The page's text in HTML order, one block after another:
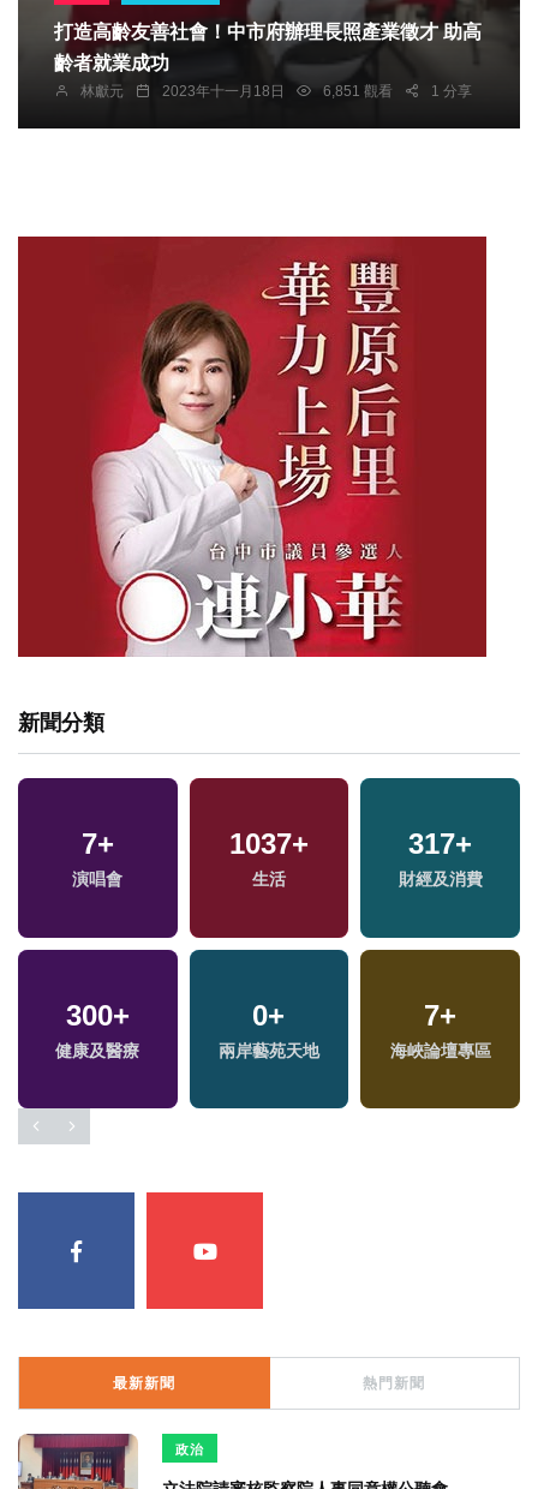
打造高齡友善社會！中市府辦理長照產業徵才 助高
齡者就業成功
林獻元 2023年十一月18日 6,851 觀看 1 分享
新聞分類
7+
演唱會
1037+
生活
317+
財經及消費
300+
健康及醫療
0+
兩岸藝苑天地
7+
海峽論壇專區
最新新聞 熱門新聞
政治